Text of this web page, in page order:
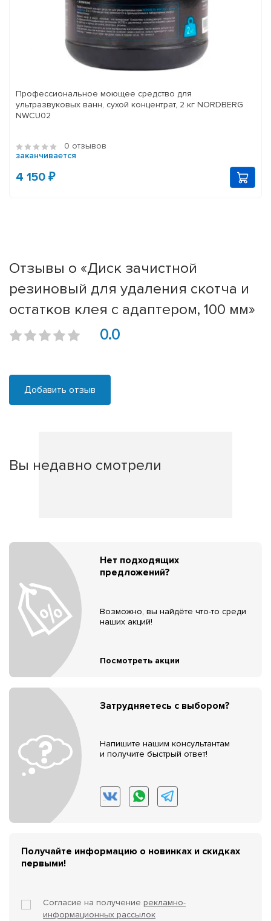
Профессиональное моющее средство для
ультразвуковых ванн, сухой концентрат, 2 кг NORDBERG
NWCU02
0 отзывов
заканчивается
4 150 ₽
Отзывы о «Диск зачистной
резиновый для удаления скотча и
остатков клея с адаптером, 100 мм»
0.0
Добавить отзыв
Вы недавно смотрели
Нет подходящих
предложений?
Возможно, вы найдёте что-то среди
наших акций!
Посмотреть акции
Затрудняетесь с выбором?
Напишите нашим консультантам
и получите быстрый ответ!
Получайте информацию о новинках и скидках
первыми!
Согласие на получение рекламно-
информационных рассылок